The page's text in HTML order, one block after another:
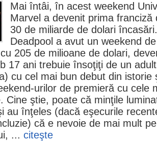
Mai întâi, în acest weekend
Marvel a devenit prima
30 de miliarde de dolari
Deadpool a avut un weekend
205 de milioane de dolari,
17 ani trebuie însoţiţi de un
) cu cel mai bun debut din istorie
urilor de premieră cu cele
Cine ştie, poate că minţile
au înţeles (dacă eşecurile
că e nevoie de mai mult
... citeşte